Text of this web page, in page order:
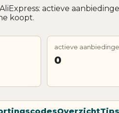
actieve
koopt.
actieve
0